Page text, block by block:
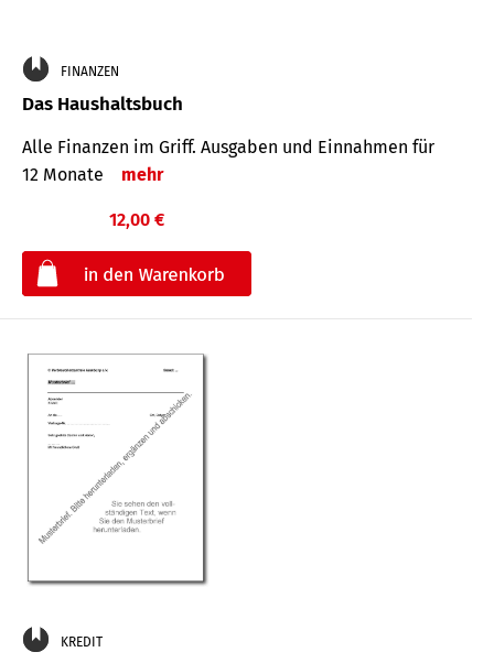
FINANZEN
Das Haushaltsbuch
Alle Finanzen im Griff. Aus­gaben und Ein­nahmen für
12 Monate
mehr
12,00 €
KREDIT